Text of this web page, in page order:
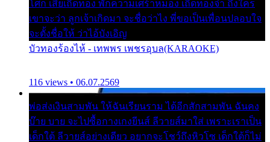
โศก เสียเถิดทอง พักความเศร้าหมอง เถิดทองจ๋า ถึงใคร
เขาจะว่า ลูกเจ้าเกิดมา จะชื่อว่าไง พี่ขอเป็นเพื่อนปลอบใจ
จะตั้งชื่อให้ ว่าไอ้บังเอิญ
บัวทองร้องไห้ - เทพพร เพชรอุบล(KARAOKE)
116 views • 06.07.2569
พ่อส่งเงินสามพัน ให้ฉันเรียนราม ได้อีกสักสามพัน ฉันคง
บ๊าย บาย จะไปซื้อกางเกงยีนส์ ลีวายส์มาใส่ เพราะเราเป็น
เด็กใต้ ลีวายส์อย่างเดียว อยากจะโชว์ถึงหิวโซ เด็กใต้ก็ไม่